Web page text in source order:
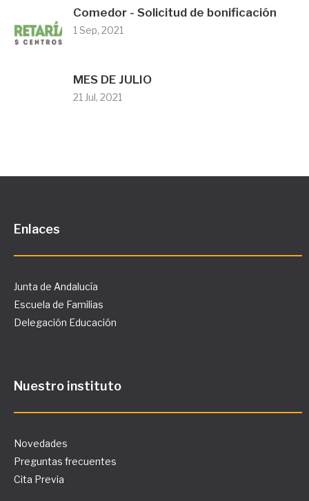
Comedor - Solicitud de bonificación
1 Sep, 2021
MES DE JULIO
21 Jul, 2021
Enlaces
Junta de Andalucía
Escuela de Familias
Delegación Educación
Nuestro instituto
Novedades
Preguntas frecuentes
Cita Previa